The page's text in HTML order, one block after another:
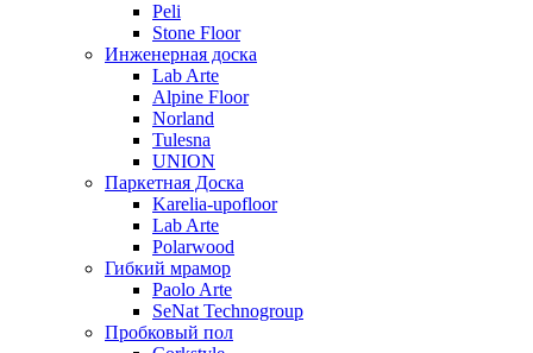
Peli
Stone Floor
Инженерная доска
Lab Arte
Alpine Floor
Norland
Tulesna
UNION
Паркетная Доска
Karelia-upofloor
Lab Arte
Polarwood
Гибкий мрамор
Paolo Arte
SeNat Technogroup
Пробковый пол